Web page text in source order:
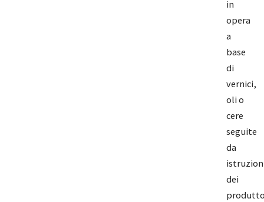
in
opera
a
base
di
vernici,
oli o
cere
seguite
da
dei